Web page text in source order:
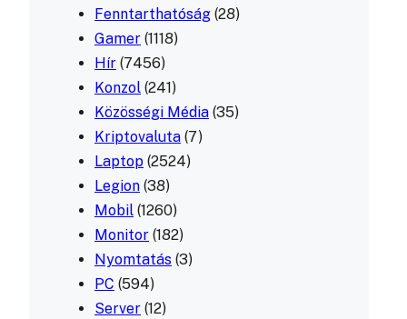
Fenntarthatóság (28)
Gamer (1118)
Hír (7456)
Konzol (241)
Közösségi Média (35)
Kriptovaluta (7)
Laptop (2524)
Legion (38)
Mobil (1260)
Monitor (182)
Nyomtatás (3)
PC (594)
Server (12)